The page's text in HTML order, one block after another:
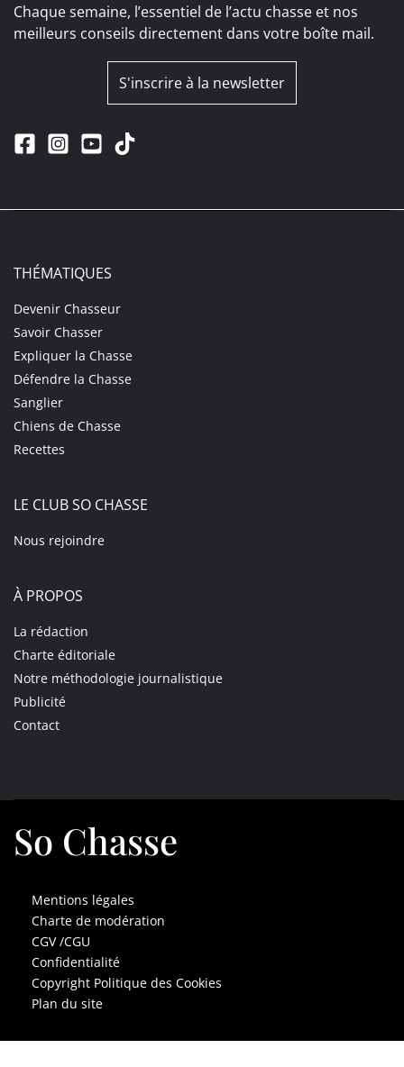
Chaque semaine, l’essentiel de l’actu chasse et nos
meilleurs conseils directement dans votre boîte mail.
S'inscrire à la newsletter
THÉMATIQUES
Devenir Chasseur
Savoir Chasser
Expliquer la Chasse
Défendre la Chasse
Sanglier
Chiens de Chasse
Recettes
LE CLUB SO CHASSE
Nous rejoindre
À PROPOS
La rédaction
Charte éditoriale
Notre méthodologie journalistique
Publicité
Contact
So Chasse
Mentions légales
Charte de modération
CGV /CGU
Confidentialité
Copyright Politique des Cookies
Plan du site